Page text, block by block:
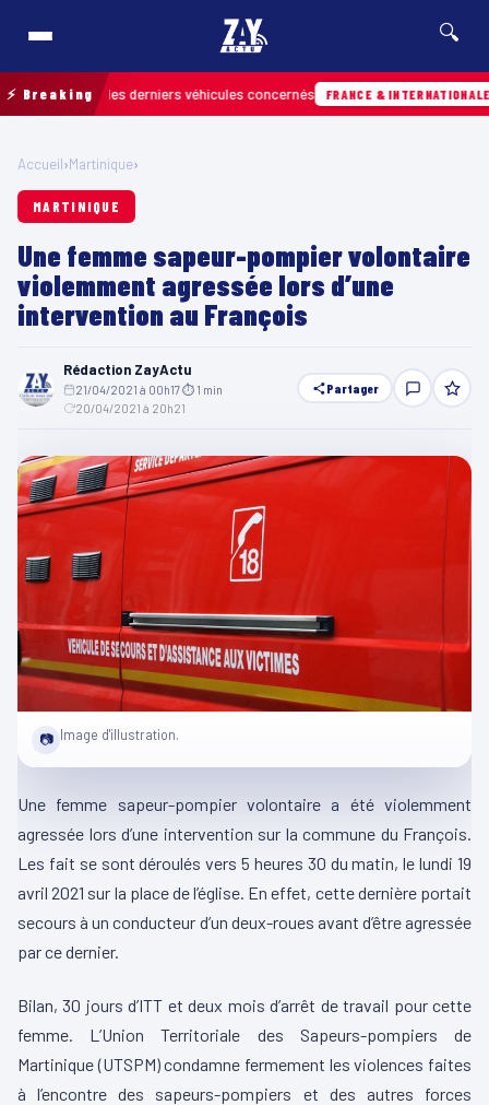
🔍
⚡ Breakingles derniers véhicules concernés FRANCE & INTERNATIONALE
Accueil›Martinique›
MARTINIQUE
Une femme sapeur-pompier volontaire
violemment agressée lors d’une
intervention au François
Rédaction ZayActu
21/04/2021 à 00h17⏱ 1 min
20/04/2021 à 20h21
Partager
📷 Image d'illustration.
Une femme sapeur-pompier volontaire a été violemment
agressée lors d’une intervention sur la commune du François.
Les fait se sont déroulés vers 5 heures 30 du matin, le lundi 19
avril 2021 sur la place de l’église. En effet, cette dernière portait
secours à un conducteur d’un deux-roues avant d’être agressée
par ce dernier.
Bilan, 30 jours d’ITT et deux mois d’arrêt de travail pour cette
femme. L’Union Territoriale des Sapeurs-pompiers de
Martinique (UTSPM) condamne fermement les violences faites
à l’encontre des sapeurs-pompiers et des autres forces